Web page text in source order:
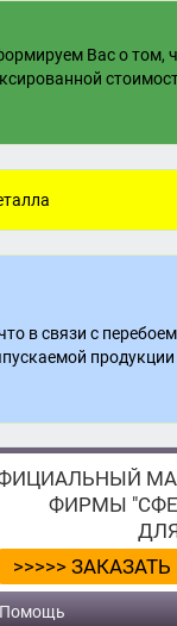
Вас о том,
в связи с
ФИРМЫ
>>>>>
Помощь